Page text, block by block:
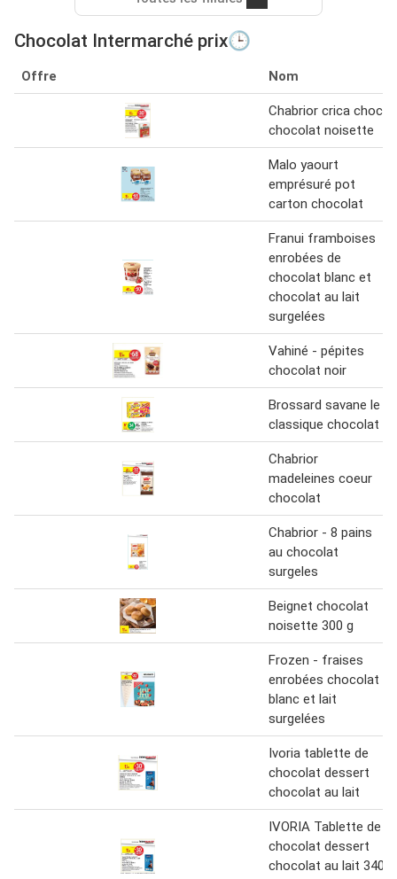
Chocolat Intermarché prix🕒
Offre Nom
Chabrior crica choc'
chocolat noisette
Malo yaourt
emprésuré pot
carton chocolat
Franui framboises
enrobées de
chocolat blanc et
chocolat au lait
surgelées
Vahiné - pépites
chocolat noir
Brossard savane le
classique chocolat
Chabrior
madeleines coeur
chocolat
Chabrior - 8 pains
au chocolat
surgeles
Beignet chocolat
noisette 300 g
Frozen - fraises
enrobées chocolat
blanc et lait
surgelées
Ivoria tablette de
chocolat dessert
chocolat au lait
IVORIA Tablette de
chocolat dessert
chocolat au lait 340